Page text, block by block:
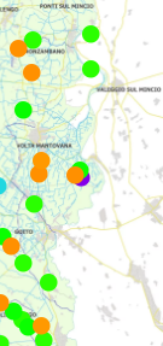



















